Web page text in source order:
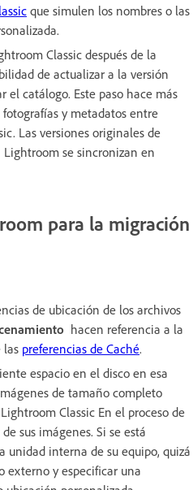
que simulen los nombres o las
Classic después de la
de actualizar a la versión
el catálogo. Este paso hace más
y metadatos entre
Las versiones originales de
se sincronizan en
para la migración
de ubicación de los archivos
hacen referencia a la
las preferencias de Caché.
espacio en el disco en esa
de tamaño completo
Classic En el proceso de
sus imágenes. Si se está
unidad interna de su equipo, quizá
externo y especificar una